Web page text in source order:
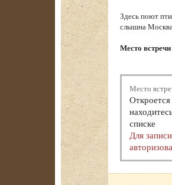
Здесь поют
слышна
Место
Место
списке
Для